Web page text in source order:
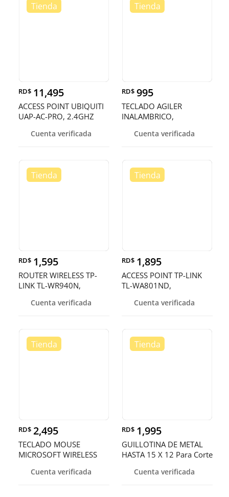
RD$ 11,495
ACCESS POINT UBIQUITI
UAP-AC-PRO, 2.4GHZ
5GHZ/1300MBPS,
Cuenta verificada
RD$ 995
TECLADO AGILER
INALAMBRICO,
Smart TV / Box TV / PS3
Cuenta verificada
RD$ 1,595
ROUTER WIRELESS TP-
LINK TL-WR940N,
PUERTO WAN + 4
Cuenta verificada
RD$ 1,895
ACCESS POINT TP-LINK
TL-WA801ND,
PUERTO LAN POE,.
Cuenta verificada
RD$ 2,495
TECLADO MOUSE
MICROSOFT WIRELESS
(ESPAÑOL)
Cuenta verificada
RD$ 1,995
GUILLOTINA DE METAL
HASTA 15 X 12 Para Corte
Cuenta verificada